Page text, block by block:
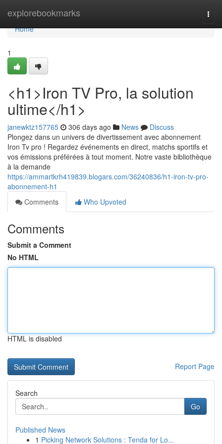
explorebookmarks
Home
Home
1
<h1>Iron TV Pro, la solution
ultime</h1>
janewktz157765 306 days ago News
Discuss
Plongez dans un univers de divertissement avec abonnement
Iron Tv pro ! Regardez événements en direct, matchs sportifs et
vos émissions préférées à tout moment. Notre vaste bibliothèque
à la demande
https://ammartkrh419839.blogars.com/36240836/h1-iron-tv-pro-
abonnement-h1
Comments
Who Upvoted
Comments
Submit a Comment
No HTML
HTML is disabled
Report Page
Search
Go
Published News
1 Picking Network Solutions : Tenda for Lo...